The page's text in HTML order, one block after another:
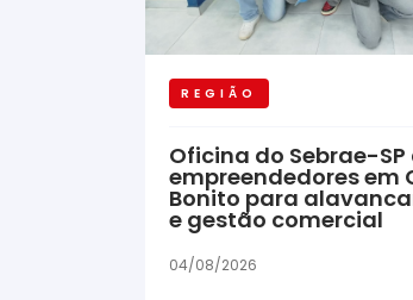
REGIÃO
Oficina do Sebrae-
empreendedores em
Bonito para
e gestão comercial
04/08/2026